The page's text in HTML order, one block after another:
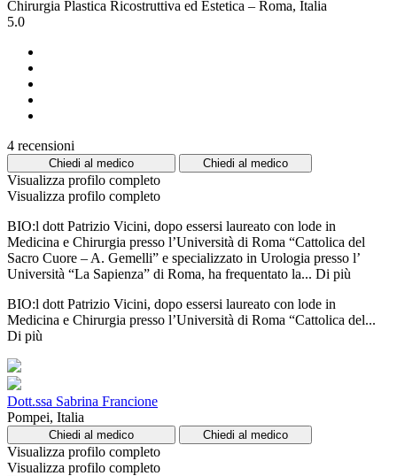
Chirurgia Plastica Ricostruttiva ed Estetica – Roma, Italia
5.0
4 recensioni
Chiedi al medico Chiedi al medico
Visualizza profilo completo
Visualizza profilo completo
BIO:l dott Patrizio Vicini, dopo essersi laureato con lode in
Medicina e Chirurgia presso l’Università di Roma “Cattolica del
Sacro Cuore – A. Gemelli” e specializzato in Urologia presso l’
Università “La Sapienza” di Roma, ha frequentato la... Di più
BIO:l dott Patrizio Vicini, dopo essersi laureato con lode in
Medicina e Chirurgia presso l’Università di Roma “Cattolica del...
Di più
Dott.ssa Sabrina Francione
Pompei, Italia
Chiedi al medico Chiedi al medico
Visualizza profilo completo
Visualizza profilo completo